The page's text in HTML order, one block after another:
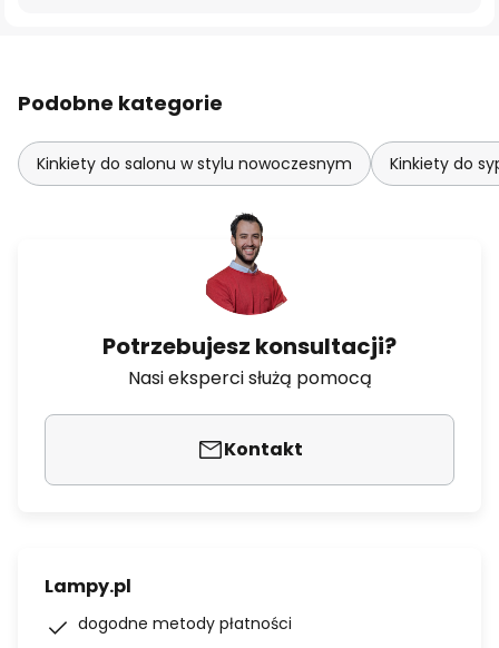
Podobne kategorie
Kinkiety do salonu w stylu nowoczesnym Kinkiety do
Potrzebujesz konsultacji?
Nasi eksperci służą pomocą
Kontakt
Lampy.pl
dogodne metody płatności